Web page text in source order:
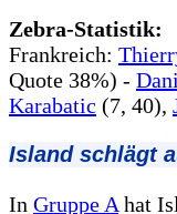
Zebra-Statistik:
Frankreich:
Quote 38%) -
Karabatic (7, 40),
Island schlägt
In Gruppe A hat